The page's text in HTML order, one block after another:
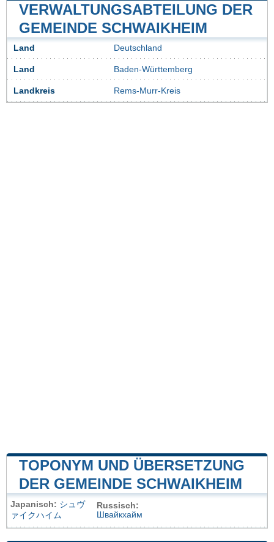
VERWALTUNGSABTEILUNG DER
GEMEINDE SCHWAIKHEIM
Land Deutschland
Land Baden-Württemberg
Landkreis Rems-Murr-Kreis
TOPONYM UND ÜBERSETZUNG
DER GEMEINDE SCHWAIKHEIM
Japanisch: シュヴ
ァイクハイム
Russisch:
Швайкхайм